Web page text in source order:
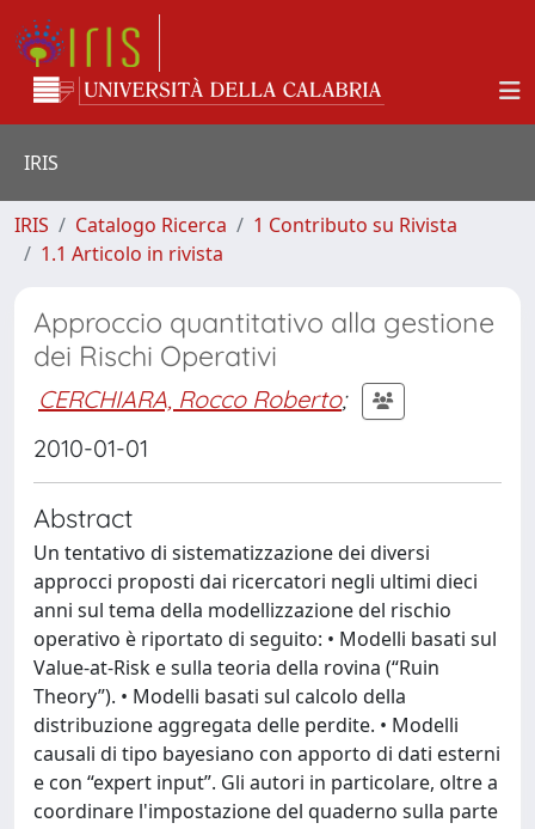
IRIS
IRIS Catalogo Ricerca
1 Contributo su Rivista
1.1 Articolo in rivista
Approccio quantitativo alla gestione
dei Rischi Operativi
CERCHIARA, Rocco Roberto;
2010-01-01
Abstract
Un tentativo di sistematizzazione dei diversi
approcci proposti dai ricercatori negli ultimi dieci
anni sul tema della modellizzazione del rischio
operativo è riportato di seguito: • Modelli basati sul
Value-at-Risk e sulla teoria della rovina (“Ruin
Theory”). • Modelli basati sul calcolo della
distribuzione aggregata delle perdite. • Modelli
causali di tipo bayesiano con apporto di dati esterni
e con “expert input”. Gli autori in particolare, oltre a
coordinare l'impostazione del quaderno sulla parte